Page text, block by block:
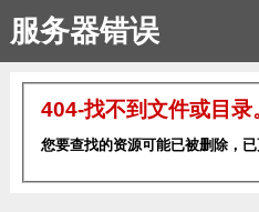
服务器错误
404-找不到文件或目录
您要查找的资源可能已被删除，已